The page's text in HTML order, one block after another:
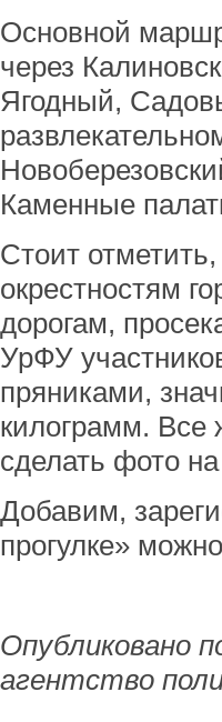
Основной
через
Ягодный,
Каменные
Стоит
окрестностям
дорогам,
УрФУ
пряниками,
килограмм. Все
сделать фото
Добавим,
прогулке»
Опубликовано
агентство